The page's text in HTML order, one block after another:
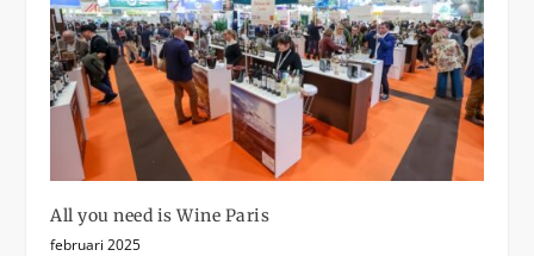
All you need is Wine Paris
februari 2025